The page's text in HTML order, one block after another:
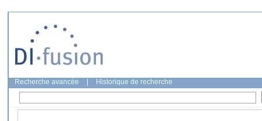
Recherche avancée Historique de recherche